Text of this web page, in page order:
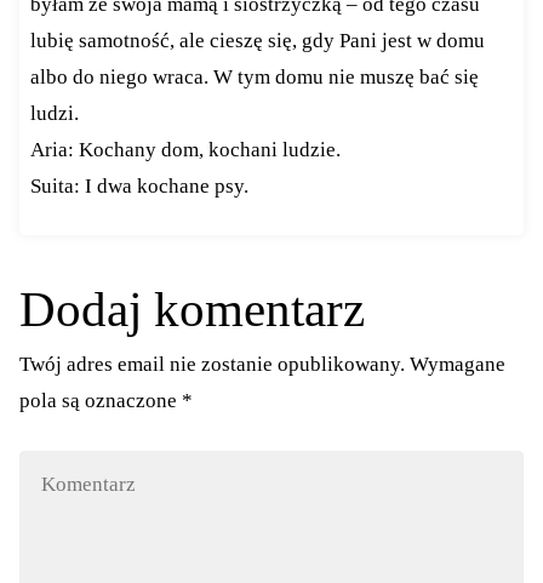
lubię samotność, ale cieszę się, gdy Pani jest w domu
albo do niego wraca. W tym domu nie muszę bać się
ludzi.
Aria: Kochany dom, kochani ludzie.
Suita: I dwa kochane psy.
Dodaj komentarz
Twój adres email nie zostanie opublikowany. Wymagane
pola są oznaczone *